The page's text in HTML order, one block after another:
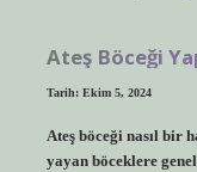
Ateş Böceği
Tarih: Ekim 5, 2024
Ateş böceği nasıl bir
yayan böceklere